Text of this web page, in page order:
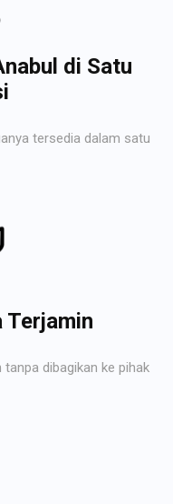
di Satu
tersedia dalam satu
Terjamin
dibagikan ke pihak